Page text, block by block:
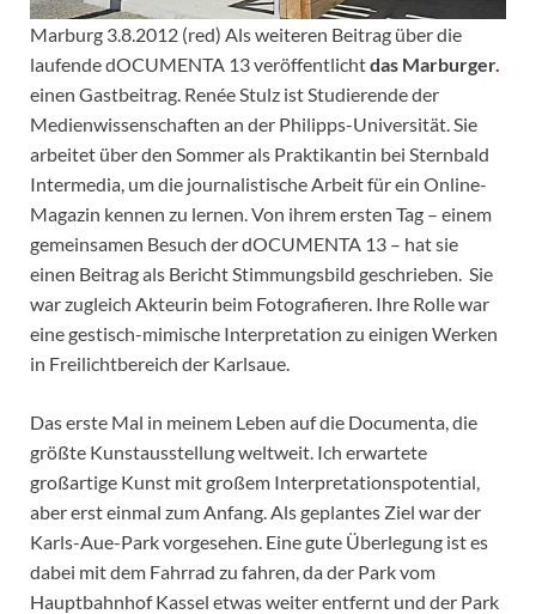
Marburg 3.8.2012 (red) Als weiteren Beitrag über die
laufende dOCUMENTA 13 veröffentlichtdas Marburger.
einen Gastbeitrag. Renée Stulz ist Studierende der
Medienwissenschaften an der Philipps-Universität. Sie
arbeitet über den Sommer als Praktikantin bei Sternbald
Intermedia, um die journalistische Arbeit für ein Online-
Magazin kennen zu lernen. Von ihrem ersten Tag – einem
gemeinsamen Besuch der dOCUMENTA 13 – hat sie
einen Beitrag als Bericht Stimmungsbild geschrieben. Sie
war zugleich Akteurin beim Fotografieren. Ihre Rolle war
eine gestisch-mimische Interpretation zu einigen Werken
in Freilichtbereich der Karlsaue.
Das erste Mal in meinem Leben auf die Documenta, die
größte Kunstausstellung weltweit. Ich erwartete
großartige Kunst mit großem Interpretationspotential,
aber erst einmal zum Anfang. Als geplantes Ziel war der
Karls-Aue-Park vorgesehen. Eine gute Überlegung ist es
dabei mit dem Fahrrad zu fahren, da der Park vom
Hauptbahnhof Kassel etwas weiter entfernt und der Park